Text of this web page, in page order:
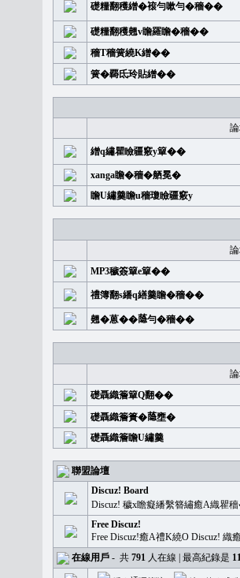
礎糧翻穫繒�䙛勻嗽勻�穡��
礎糧翻穫翹v瞻羅瞻�穡��
穡T穡簧繞K繒��
簧�覉氐玲貼繒��
繒q繡瞿瞼疆竅y簞��
xanga瞻�穡�舾冕�
瞻U繡羹瞻u穡瓊瞼疆竅y
MP3穢簽簞e簞��
禮簿翻s繙q繕羹瞻�穡��
翹�蒽��𦻕勻�穡��
礎聶織簷簞Q翻��
礎聶織簷簣�𦻕壅�
礎聶織簷瞻U繡羹
聯盟論壇
Discuz! Board
Discuz! 穢x瞻癡繙繫簪繡癒A織瞿
Free Discuz!
Free Discuz!癒A禮K繞O Discuz! 織
在線用戶 - 共 791 人在線 | 最高紀錄是